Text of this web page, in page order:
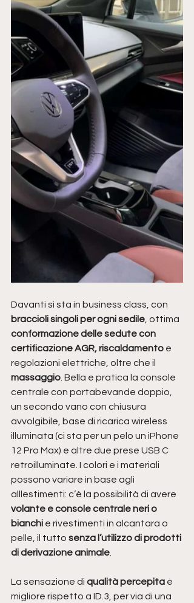
Davanti si sta in business class, con
braccioli singoli per ogni sedile , ottima
conformazione delle sedute con
certificazione AGR, riscaldamento e
regolazioni elettriche, oltre che il
massaggio . Bella e pratica la console
centrale con portabevande doppio,
un secondo vano con chiusura
avvolgibile, base di ricarica wireless
illuminata (ci sta per un pelo un iPhone
12 Pro Max) e altre due prese USB C
retroilluminate. I colori e i materiali
possono variare in base agli
alllestimenti: c’è la possibilità di avere
volante e console centrale neri o
bianchi e rivestimenti in alcantara o
pelle, il tutto senza l’utilizzo di prodotti
di derivazione animale
La sensazione di qualità percepita è
migliore rispetto a ID.3, per via di una